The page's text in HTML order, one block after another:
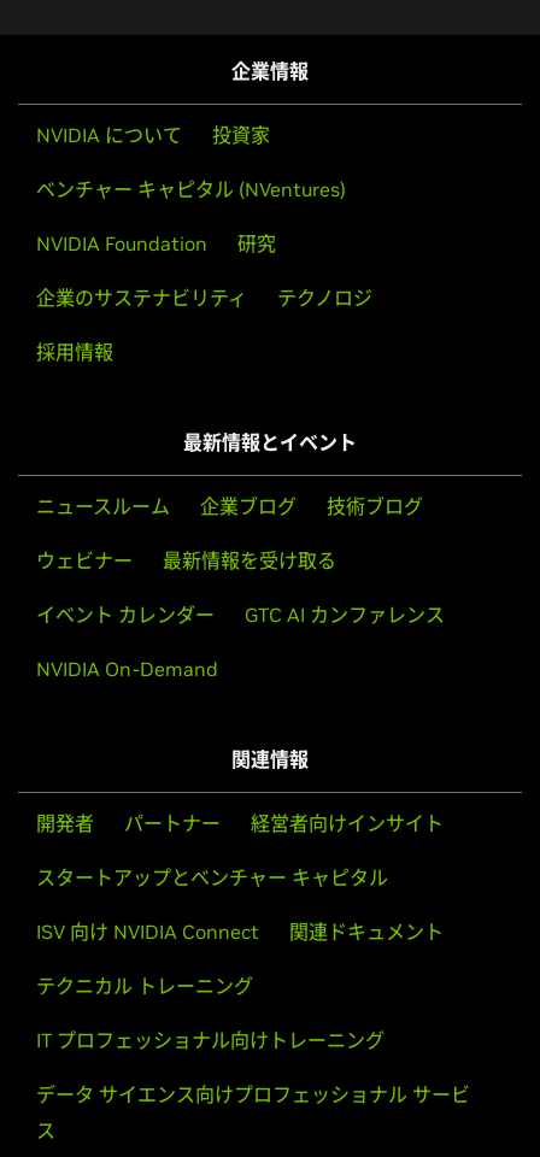
トリーを構築
AI ファクトリー デジタル ツイン向け NVIDIA
方法をご覧ください。
今すぐ視聴する
AI ファクトリー
AI ファクトリーがトークンを生成し、人間の創意工夫と
構築をどのように支援するかを学びます。
企業情報
NVIDIA について 投資家
ベンチャー キャピタル (NVentures)
NVIDIA Foundation 研究
企業のサステナビリティ テクノロジ
採用情報
最新情報とイベント
ニュースルーム 企業ブログ 技術ブログ
ウェビナー 最新情報を受け取る
イベント カレンダー GTC AI カンファレンス
NVIDIA On-Demand
関連情報
開発者 パートナー 経営者向けインサイト
スタートアップとベンチャー キャピタル
ISV 向け NVIDIA Connect 関連ドキュメント
テクニカル トレーニング
IT プロフェッショナル向けトレーニング
データ サイエンス向けプロフェッショナル サービ
ス